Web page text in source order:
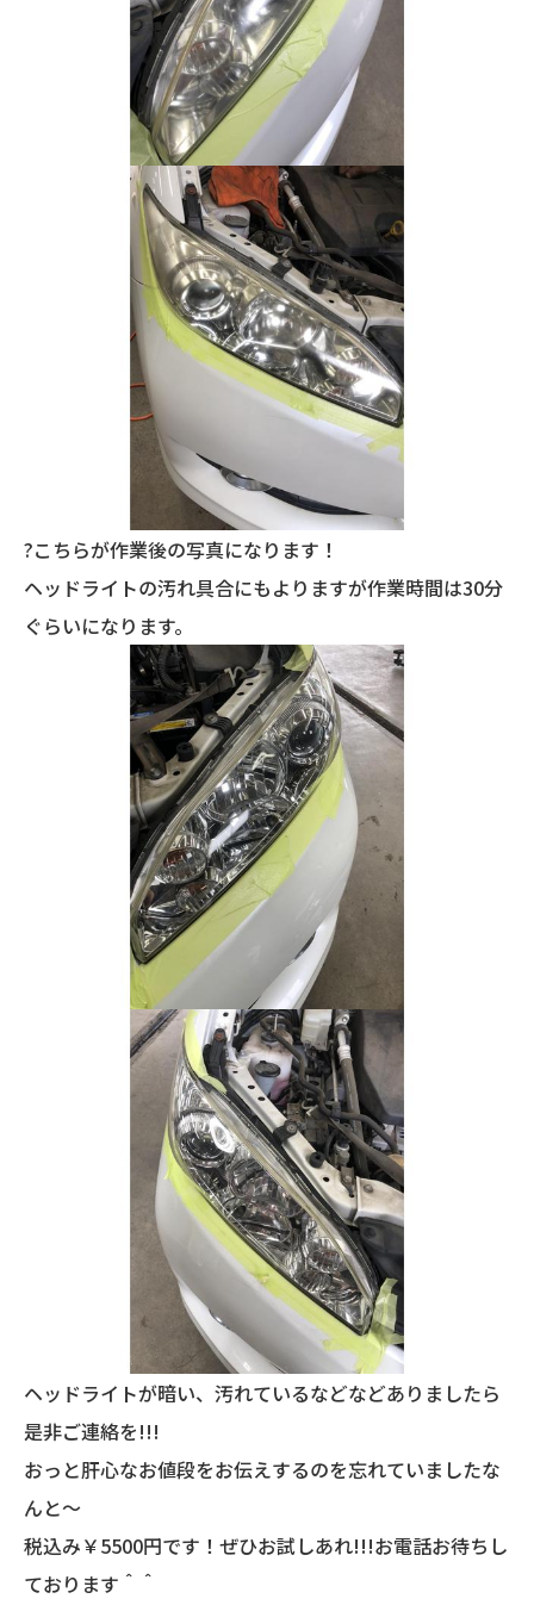
?こちらが作業後の写真になります！
ヘッドライトの汚れ具合にもよりますが作業時間は30分
ぐらいになります。
ヘッドライトが暗い、汚れているなどなどありましたら
是非ご連絡を!!!
おっと肝心なお値段をお伝えするのを忘れていましたな
んと～
税込み￥5500円です！ぜひお試しあれ!!!お電話お待ちし
ております＾＾